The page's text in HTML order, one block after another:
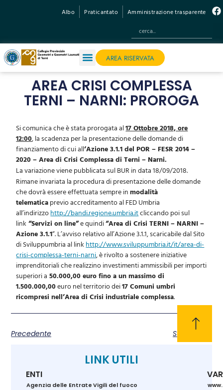
Albo Praticantato Amministrazione trasparente
AREA RISERVATA
AREA CRISI COMPLESSA
TERNI – NARNI: PROROGA
Si comunica che è stata prorogata al17 Ottobre 2018, ore
12:00, la scadenza per la presentazione delle domande di
finanziamento di cui all‘Azione 3.1.1 del POR – FESR 2014 –
2020 – Area di Crisi Complessa di Terni – Narni.
La variazione viene pubblicata sul BUR in data 18/09/2018.
Rimane invariata la procedura di presentazione delle domande
che dovrà essere effettuata sempre inmodalità
telematicaprevio accreditamento al FED Umbria
all’indirizzohttp://bandi.regione.umbria.itcliccando poi sul
link“Servizi on line”e quindi“Area di Crisi TERNI – NARNI –
Azione 3.1.1“. L’avviso relativo all’Azione 3.1.1, scaricabile dal Sito
di Sviluppumbria al linkhttp://www.sviluppumbria.it/it/area-di-
crisi-complessa-terni-narni, è rivolto a sostenere iniziative
imprenditoriali che realizzino investimenti ammissibili per importi
superiori a 50.000,00 euro fino a un massimo di
1.500.000,00euro nel territorio dei17 Comuni umbri
ricompresi nell’Area di Crisi industriale complessa.
Precedente Successivo
LINK UTILI
ENTI
Agenzia delle Entrate Vigili del fuoco